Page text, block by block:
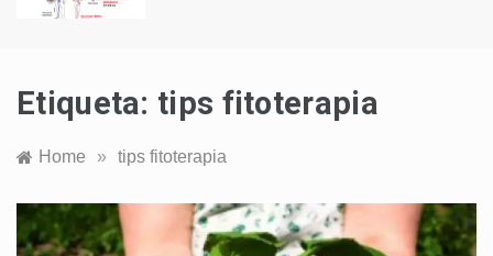
Etiqueta: tips fitoterapia
Home » tips fitoterapia